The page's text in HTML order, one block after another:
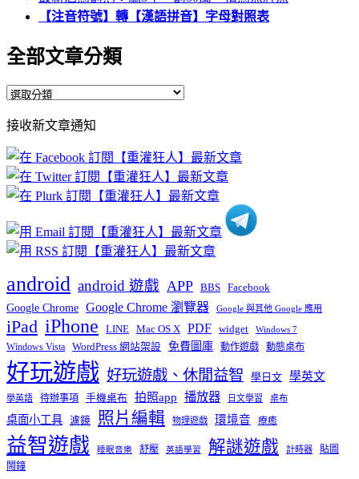
【注音符號】轉【漢語拼音】字母對照表
全部文章分類
全
文
章
分
類
接收新文章通知
android android 遊戲 APP BBS Facebook
Google Chrome Google Chrome 瀏覽器 Google 與其他 Google 應用
iPad iPhone LINE Mac OS X PDF widget Windows 7
Windows Vista WordPress 網站架設 免費圖庫 動作遊戲 動態桌布
好玩遊戲 好玩遊戲、休閒益智 學日文 學英文
學英語 待辦事項 手機桌布 拍照app 播放器 日文學習 桌布
桌面小工具 濾鏡 照片編輯 物理遊戲 環境音 療癒
益智遊戲 睡眠音樂 舒壓 英語學習 解謎遊戲 計時器
貼圖
鬧鐘